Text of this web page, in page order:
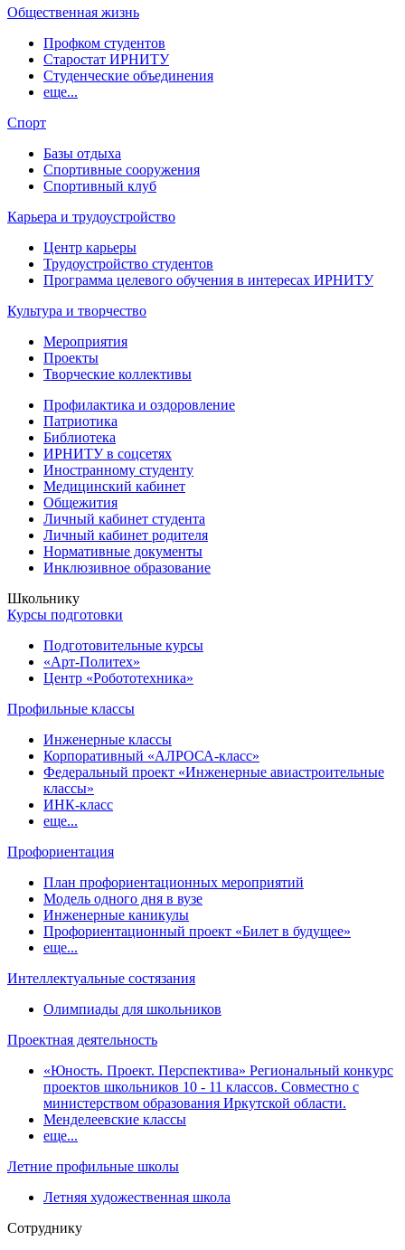
Общественная жизнь
Профком студентов
Старостат ИРНИТУ
Студенческие объединения
еще...
Спорт
Базы отдыха
Спортивные сооружения
Спортивный клуб
Карьера и трудоустройство
Центр карьеры
Трудоустройство студентов
Программа целевого обучения в интересах ИРНИТУ
Культура и творчество
Мероприятия
Проекты
Творческие коллективы
Профилактика и оздоровление
Патриотика
Библиотека
ИРНИТУ в соцсетях
Иностранному студенту
Медицинский кабинет
Общежития
Личный кабинет студента
Личный кабинет родителя
Нормативные документы
Инклюзивное образование
Школьнику
Курсы подготовки
Подготовительные курсы
«Арт-Политех»
Центр «Робототехника»
Профильные классы
Инженерные классы
Корпоративный «АЛРОСА-класс»
Федеральный проект «Инженерные авиастроительные
классы»
ИНК-класс
еще...
Профориентация
План профориентационных мероприятий
Модель одного дня в вузе
Инженерные каникулы
Профориентационный проект «Билет в будущее»
еще...
Интеллектуальные состязания
Олимпиады для школьников
Проектная деятельность
«Юность. Проект. Перспектива» Региональный конкурс
проектов школьников 10 - 11 классов. Совместно с
министерством образования Иркутской области.
Менделеевские классы
еще...
Летние профильные школы
Летняя художественная школа
Сотруднику